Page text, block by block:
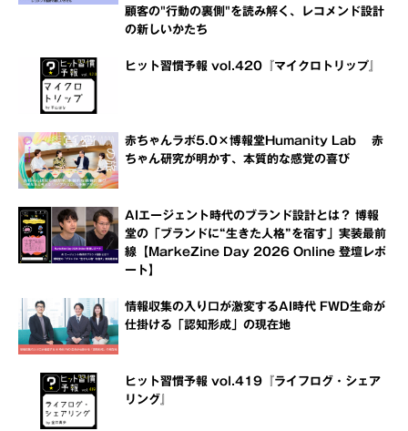
顧客の"行動の裏側"を読み解く、レコメンド設計
の新しいかたち
ヒット習慣予報 vol.420『マイクロトリップ』
赤ちゃんラボ5.0×博報堂Humanity Lab 赤
ちゃん研究が明かす、本質的な感覚の喜び
AIエージェント時代のブランド設計とは？ 博報
堂の「ブランドに“生きた人格”を宿す」実装最前
線【MarkeZine Day 2026 Online 登壇レポ
ート】
情報収集の入り口が激変するAI時代 FWD生命が
仕掛ける「認知形成」の現在地
ヒット習慣予報 vol.419『ライフログ・シェア
リング』